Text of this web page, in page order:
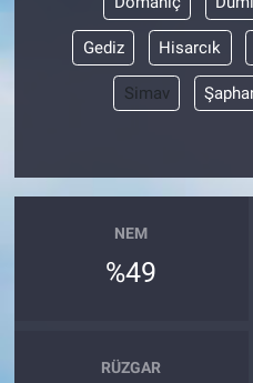
Gediz Hisarcık
Simav
NEM
%49
RÜZGAR